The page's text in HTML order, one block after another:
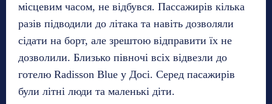
місцевим часом, не відбувся. Пассажирів кілька
разів підводили до літака та навіть дозволяли
сідати на борт, але зрештою відправити їх не
дозволили. Близько півночі всіх відвезли до
готелю Radisson Blue у Досі. Серед пасажирів
були літні люди та маленькі діти.